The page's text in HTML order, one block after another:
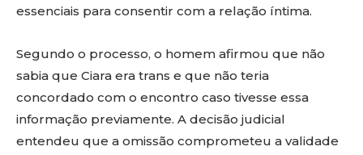
essenciais para consentir com a relação íntima.
Segundo o processo, o homem afirmou que não
sabia que Ciara era trans e que não teria
concordado com o encontro caso tivesse essa
informação previamente. A decisão judicial
entendeu que a omissão comprometeu a validade